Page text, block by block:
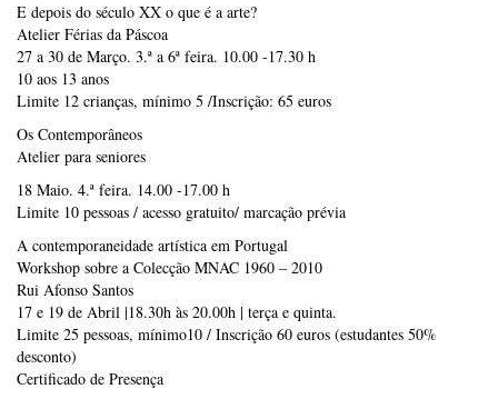
E depois do século XX o que é a arte?
Atelier Férias da Páscoa
27 a 30 de Março. 3.ª a 6ª feira. 10.00 -17.30 h
10 aos 13 anos
Limite 12 crianças, mínimo 5 /Inscrição: 65 euros
Os Contemporâneos
Atelier para seniores
18 Maio. 4.ª feira. 14.00 -17.00 h
Limite 10 pessoas / acesso gratuito/ marcação prévia
A contemporaneidade artística em Portugal
Workshop sobre a Colecção MNAC 1960 – 2010
Rui Afonso Santos
17 e 19 de Abril |18.30h às 20.00h | terça e quinta.
Limite 25 pessoas, mínimo10 / Inscrição 60 euros (estudantes 50%
desconto)
Certificado de Presença